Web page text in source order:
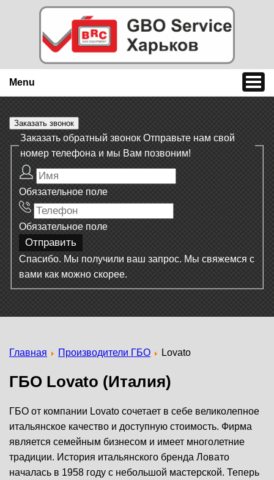
Menu
Заказать звонок
Заказать обратный звонок Отправьте нам свой
номер телефона и мы Вам позвоним!
Обязательное поле
Обязательное поле
Спасибо. Мы получили ваш запрос. Мы свяжемся с
вами как можно скорее.
Главная Производители ГБО Lovato
ГБО Lovato (Италия)
ГБО от компании Lovato сочетает в себе великолепное
итальянское качество и доступную стоимость. Фирма
является семейным бизнесом и имеет многолетние
традиции. История итальянского бренда Ловато
началась в 1958 году с небольшой мастерской. Теперь